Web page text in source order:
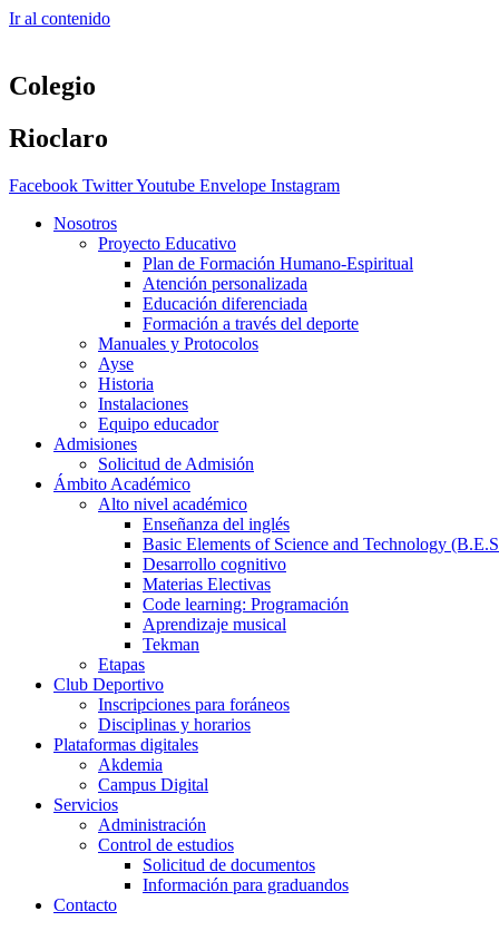
Ir al contenido
Colegio
Rioclaro
Facebook TwitterYoutube Envelope Instagram
Nosotros
Proyecto Educativo
Plan de Formación Humano-Espiritual
Atención personalizada
Educación diferenciada
Formación a través del deporte
Manuales y Protocolos
Ayse
Historia
Instalaciones
Equipo educador
Admisiones
Solicitud de Admisión
Ámbito Académico
Alto nivel académico
Enseñanza del inglés
Basic Elements of Science and Technology
Desarrollo cognitivo
Materias Electivas
Code learning: Programación
Aprendizaje musical
Tekman
Etapas
Club Deportivo
Inscripciones para foráneos
Disciplinas y horarios
Plataformas digitales
Akdemia
Campus Digital
Servicios
Administración
Control de estudios
Solicitud de documentos
Información para graduandos
Contacto